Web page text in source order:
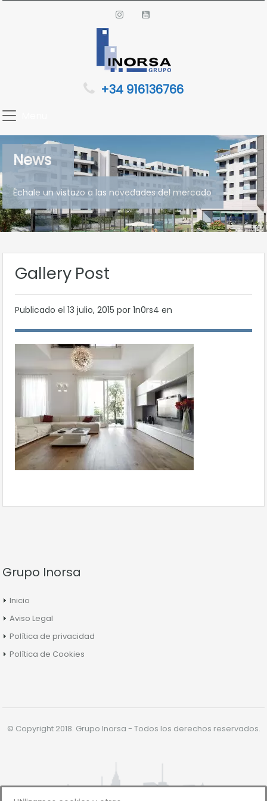
+34 916136766
News
Échale un vistazo a las novedades del mercado
Gallery Post
Publicado el 13 julio, 2015 por 1n0rs4 en
Grupo Inorsa
Inicio
Aviso Legal
Política de privacidad
Política de Cookies
© Copyright 2018. Grupo Inorsa - Todos los derechos reservados.